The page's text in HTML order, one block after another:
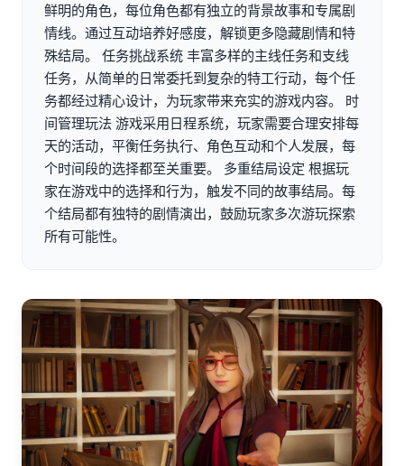
鲜明的角色，每位角色都有独立的背景故事和专属剧
情线。通过互动培养好感度，解锁更多隐藏剧情和特
殊结局。 任务挑战系统 丰富多样的主线任务和支线
任务，从简单的日常委托到复杂的特工行动，每个任
务都经过精心设计，为玩家带来充实的游戏内容。 时
间管理玩法 游戏采用日程系统，玩家需要合理安排每
天的活动，平衡任务执行、角色互动和个人发展，每
个时间段的选择都至关重要。 多重结局设定 根据玩
家在游戏中的选择和行为，触发不同的故事结局。每
个结局都有独特的剧情演出，鼓励玩家多次游玩探索
所有可能性。